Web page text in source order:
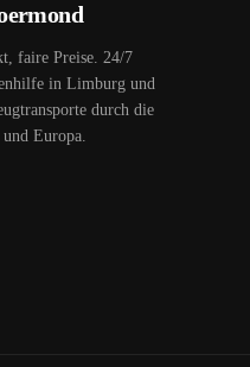
faire Preise. 24/7
in Limburg und
durch die
und Europa.